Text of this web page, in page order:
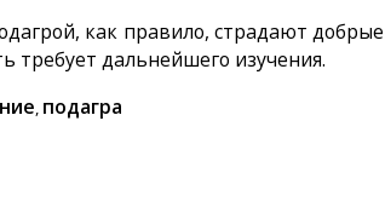
как правило, страдают
требует дальнейшего изучения.
, подагра